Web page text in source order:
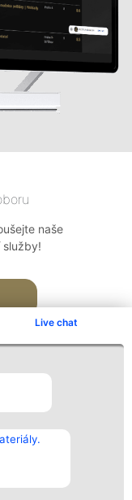
Live chat
naše
služby!
Kontakt